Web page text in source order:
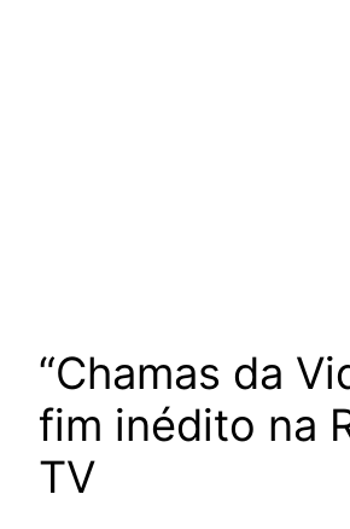
“Chamas da
fim inédito na
TV